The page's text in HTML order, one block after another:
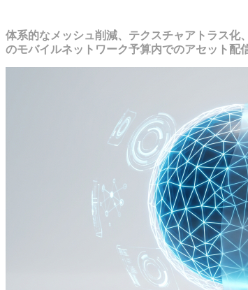
体系的なメッシュ削減、テクスチャアトラス
のモバイルネットワーク予算内でのアセット配